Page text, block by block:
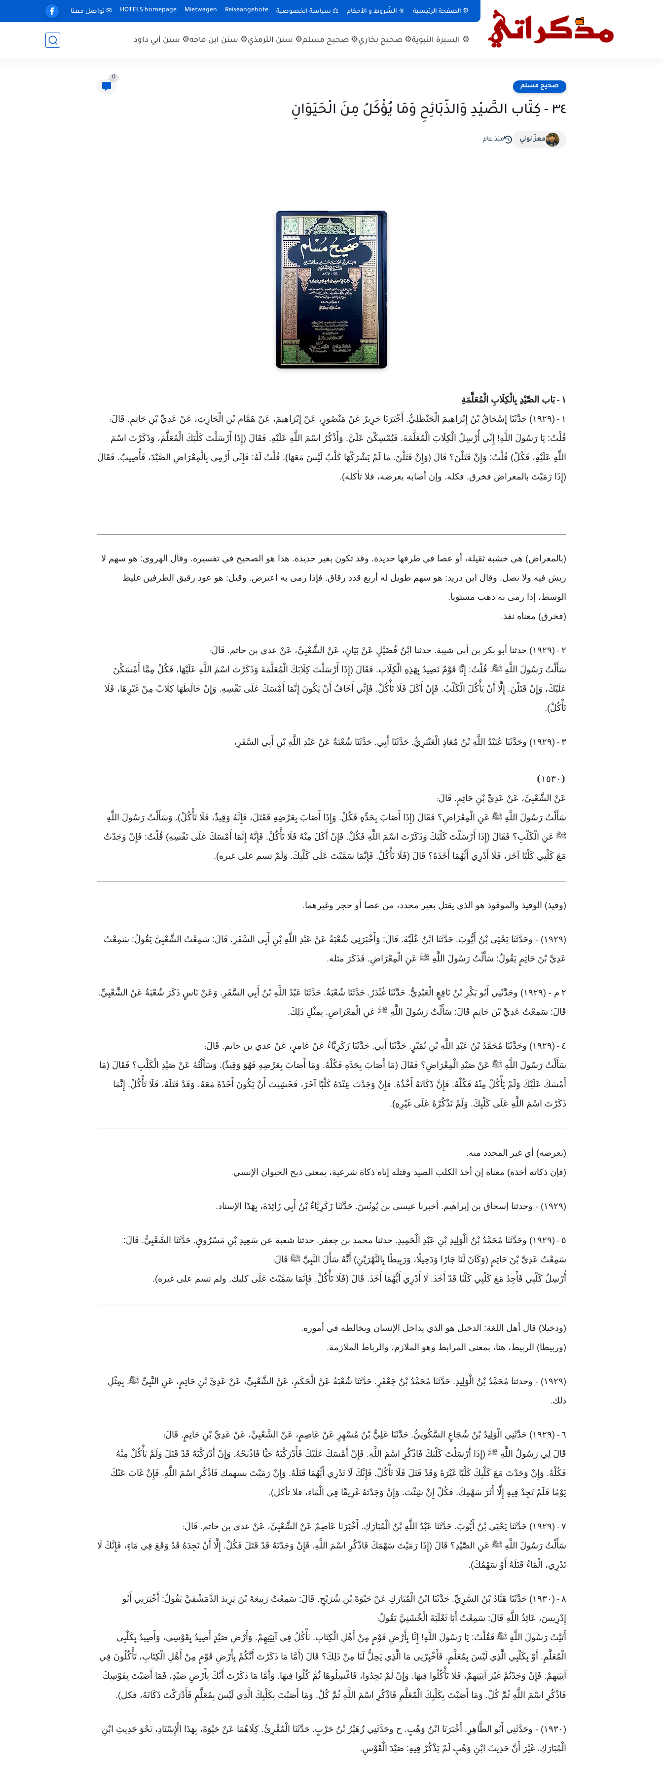
⚙ الصفحة الرئيسية ☣ الشّروط و الأحكام ⚖ سياسة الخصوصية Reiseangebote
Mietwagen
HOTELS homepage ✉ تواصل معنا
⚙ السيرة النبوية⚙ صحيح بخاري⚙ صحيح مسلم⚙ سنن الترمذي⚙ سنن ابن ماجه⚙ سنن أبي داود
صحيح مسلم
0
٣٤ - كِتَاب الصَّيْدِ وَالذَّبَائِحِ وَمَا يُؤْكَلُ مِنَ الْحَيَوَانِ
معزّ نوني منذ عام
١ -بَاب الصَّيْدِ بِالْكِلَابِ الْمُعَلَّمَةِ
١ - (١٩٢٩) حَدَّثَنَا إِسْحَاقُ بْنُ إِبْرَاهِيمَ الْحَنْظَلِيُّ. أَخْبَرَنَا جَرِيرٌ عَنْ مَنْصُورٍ، عَنْ إِبْرَاهِيمَ، عَنْ هَمَّامِ بْنِ الْحَارِثِ، عَنْ عَدِيِّ بْنِ حَاتِمٍ. قَالَ :
قُلْتُ: يَا رَسُولَ اللَّهِ! إِنِّي أُرْسِلُ الْكِلَابَ الْمُعَلَّمَةَ. فَيُمْسِكْنَ عَلَيَّ. وَأَذْكُرُ اسْمَ اللَّهِ عَلَيْهِ. فَقَالَ (إِذَا أَرْسَلْتَ كَلْبَكَ الْمُعَلَّمَ، وَذَكَرْتَ اسْمَ
اللَّهِ عَلَيْهِ، فَكُلْ) قُلْتُ: وَإِنْ قَتَلْنَ؟ قَالَ (وَإِنْ قَتَلْنَ. مَا لَمْ يَشْرَكْهَا كَلْبٌ لَيْسَ مَعَهَا). قُلْتُ لَهُ: فَإِنِّي أَرْمِي بِالْمِعْرَاضِ الصَّيْدَ، فَأُصِيبُ. فَقَالَ
(إِذَا رَمَيْتَ بالمعراض فخرق. فكله. وإن أصابه بعرضه، فلا تأكله).
(بالمعراض) هي خشبة ثقيلة، أو عصا في طرفها حديدة. وقد تكون بغير حديدة. هذا هو الصحيح في تفسيره. وقال الهروي: هو سهم لا
ريش فيه ولا نصل. وقال ابن دريد: هو سهم طويل له أربع قذذ رقاق. فإذا رمى به اعترض. وقيل: هو عود رقيق الطرفين غليظ
الوسط، إذا رمى به ذهب مستويا.
(فخرق) معناه نفذ.
٢ - (١٩٢٩) حدثنا أبو بكر بن أبي شيبة. حدثنا ابْنُ فُضَيْلٍ عَنْ بَيَانٍ، عَنْ الشَّعْبِيِّ، عَنْ عدي بن حاتم. قَالَ :
سَأَلْتُ رَسُولَ اللَّهِ ﷺ. قُلْتُ: إِنَّا قَوْمٌ نَصِيدُ بِهَذِهِ الْكِلَابِ. فَقَالَ (إِذَا أَرْسَلْتَ كِلَابَكَ الْمُعَلَّمَةَ وَذَكَرْتَ اسْمَ اللَّهِ عَلَيْهَا، فَكُلْ مِمَّا أَمْسَكْنَ
عَلَيْكَ، وَإِنْ قَتَلْنَ. إِلَّا أَنْ يَأْكُلَ الْكَلْبُ. فَإِنْ أَكَلَ فَلَا تَأْكُلْ. فَإِنِّي أَخَافُ أَنْ يَكُونَ إِنَّمَا أَمْسَكَ عَلَى نَفْسِهِ. وَإِنْ خَالَطَهَا كِلَابٌ مِنْ غَيْرِهَا، فَلَا
تَأْكُلْ).
٣ - (١٩٢٩) وحَدَّثَنَا عُبَيْدُ اللَّهِ بْنُ مُعَاذٍ الْعَنْبَرِيُّ. حَدَّثَنَا أَبِي. حَدَّثَنَا شُعْبَةُ عَنْ عَبْدِ اللَّهِ بْنِ أَبِي السَّفَرِ،
⦗ ١٥٣٠ ⦘
عَنْ الشَّعْبِيِّ، عَنْ عَدِيِّ بْنِ حَاتِمٍ. قَالَ:
سَأَلْتُ رَسُولَ اللَّهِ ﷺ عَنِ الْمِعْرَاضِ؟ فَقَالَ (إِذَا أَصَابَ بِحَدِّهِ فَكُلْ. وَإِذَا أَصَابَ بِعَرْضِهِ فَقَتَلَ، فَإِنَّهُ وَقِيذٌ، فَلَا تَأْكُلْ). وَسَأَلْتُ رَسُولَ اللَّهِ
ﷺ عَنِ الْكَلْبِ؟ فَقَالَ (إِذَا أَرْسَلْتَ كَلْبَكَ وَذَكَرْتَ اسْمَ اللَّهِ فَكُلْ. فَإِنْ أَكَلَ مِنْهُ فَلَا تَأْكُلْ. فَإِنَّهُ إِنَّمَا أَمْسَكَ عَلَى نَفْسِهِ) قُلْتُ: فَإِنْ وَجَدْتُ
مَعَ كَلْبِي كَلْبًا آخَرَ، فَلَا أَدْرِي أَيُّهُمَا أَخَذَهُ؟ قَالَ (فَلَا تَأْكُلْ. فَإِنَّمَا سَمَّيْتَ عَلَى كَلْبِكَ. وَلَمْ تسم على غيره).
(وقيذ) الوقيذ والموقوذ هو الذي يقتل بغير محدد، من عصا أو حجر وغيرهما.
(١٩٢٩) - وحَدَّثَنَا يَحْيَى بْنُ أَيُّوبَ. حَدَّثَنَا ابْنُ عُلَيَّةَ. قَالَ: وَأَخْبَرَنِي شُعْبَةُ عَنْ عَبْدِ اللَّهِ بْنِ أَبِي السَّفَرِ. قَالَ: سَمِعْتُ الشَّعْبِيَّ يَقُولُ: سَمِعْتُ
عَدِيَّ بْنَ حَاتِمٍ يَقُولُ: سَأَلْتُ رَسُولَ اللَّهِ ﷺ عَنِ الْمِعْرَاضِ. فَذَكَرَ مثله.
٢
م - (١٩٢٩) وحَدَّثَنِي أَبُو بَكْرِ بْنُ نَافِعٍ الْعَبْدِيُّ. حَدَّثَنَا غُنْدَرٌ. حَدَّثَنَا شُعْبَةُ. حَدَّثَنَا عَبْدُ اللَّهِ بْنُ أَبِي السَّفَرِ. وَعَنْ نَاسٍ ذَكَرَ شُعْبَةُ عَنْ الشَّعْبِيِّ.
قَالَ: سَمِعْتُ عَدِيَّ بْنَ حَاتِمٍ قَالَ: سَأَلْتُ رَسُولَ اللَّهِ ﷺ عَنِ الْمِعْرَاضِ. بِمِثْلِ ذَلِكَ.
٤ - (١٩٢٩) وحَدَّثَنَا مُحَمَّدُ بْنُ عَبْدِ اللَّهِ بْنِ نُمَيْرٍ. حَدَّثَنَا أَبِي. حَدَّثَنَا زَكَرِيَّاءُ عَنْ عَامِرٍ، عَنْ عدي بن حاتم. قَالَ :
سَأَلْتُ رَسُولَ اللَّهِ ﷺ عَنْ صَيْدِ الْمِعْرَاضِ؟ فَقَالَ (مَا أَصَابَ بِحَدِّهِ فَكُلْهُ. وَمَا أَصَابَ بِعَرْضِهِ فَهُوَ وَقِيذٌ). وَسَأَلْتُهُ عَنْ صَيْدِ الْكَلْبِ؟ فَقَالَ (مَا
أَمْسَكَ عَلَيْكَ وَلَمْ يَأْكُلْ مِنْهُ فَكُلْهُ. فَإِنَّ ذَكَاتَهُ أَخْذُهُ. فَإِنْ وَجَدْتَ عِنْدَهُ كَلْبًا آخَرَ، فَخَشِيتَ أَنْ يَكُونَ أَخَذَهُ مَعَهُ، وَقَدْ قَتَلَهُ، فَلَا تَأْكُلْ. إِنَّمَا
ذَكَرْتَ اسْمَ اللَّهِ عَلَى كَلْبِكَ. وَلَمْ تَذْكُرْهُ عَلَى غَيْرِهِ).
(بعرضه) أي غير المحدد منه.
(فإن ذكاته أخذه) معناه إن أخذ الكلب الصيد وقتله إياه ذكاة شرعية، بمعنى ذبح الحيوان الإنسي.
(١٩٢٩) - وحدثنا إسحاق بن إبراهيم. أخبرنا عيسى بن يُونُسَ. حَدَّثَنَا زَكَرِيَّاءُ بْنُ أَبِي زَائِدَةَ، بِهَذَا الإسناد .
٥ -
(١٩٢٩) وحَدَّثَنَا مُحَمَّدُ بْنُ الْوَلِيدِ بْنِ عَبْدِ الْحَمِيدِ. حدثنا محمد بن جعفر. حدثنا شعبة عن سَعِيدِ بْنِ مَسْرُوقٍ. حَدَّثَنَا الشَّعْبِيُّ. قَالَ:
سَمِعْتُ عَدِيَّ بْنَ حَاتِمٍ (وَكَانَ لَنَا جَارًا وَدَخِيلًا، وَرَبِيطًا بِالنَّهْرَيْنِ) أَنَّهُ سَأَلَ النَّبِيَّ ﷺ قَالَ:
أُرْسِلُ كَلْبِي فَأَجِدُ مَعَ كَلْبِي كَلْبًا قَدْ أَخَذَ. لَا أَدْرِي أَيُّهُمَا أَخَذَ. قَالَ (فَلَا تَأْكُلْ. فَإِنَّمَا سَمَّيْتَ عَلَى كلبك. ولم تسم على غيره).
(ودخيلا) قال أهل اللغة: الدخيل هو الذي يداخل الإنسان ويخالطه في أموره.
(وربيطا) الربيط، هنا، بمعنى المرابط وهو الملازم، والرباط الملازمة.
(١٩٢٩) - وحدثنا مُحَمَّدُ بْنُ الْوَلِيدِ. حَدَّثَنَا مُحَمَّدُ بْنُ جَعْفَرٍ. حَدَّثَنَا شُعْبَةُ عَنْ الْحَكَمِ، عَنْ الشَّعْبِيِّ، عَنْ عَدِيِّ بْنِ حَاتِمٍ، عَنِ النَّبِيِّ ﷺ. بِمِثْلِ
ذلك.
٦ - (١٩٢٩) حَدَّثَنِي الْوَلِيدُ بْنُ شُجَاعٍ السَّكُونِيُّ. حَدَّثَنَا عَلِيُّ بْنُ مُسْهِرٍ عَنْ عَاصِمٍ، عَنْ الشَّعْبِيِّ، عَنْ عَدِيِّ بْنِ حَاتِمٍ. قَالَ :
قَالَ لِي رَسُولُ اللَّهِ ﷺ (إِذَا أَرْسَلْتَ كَلْبَكَ فَاذْكُرِ اسْمَ اللَّهِ. فَإِنْ أَمْسَكَ عَلَيْكَ فَأَدْرَكْتَهُ حَيًّا فَاذْبَحْهُ. وَإِنْ أَدْرَكْتَهُ قَدْ قَتَلَ وَلَمْ يَأْكُلْ مِنْهُ
فَكُلْهُ. وَإِنْ وَجَدْتَ مَعَ كَلْبِكَ كَلْبًا غَيْرَهُ وَقَدْ قَتَلَ فَلَا تَأْكُلْ. فَإِنَّكَ لَا تَدْرِي أَيُّهُمَا قَتَلَهُ. وَإِنْ رَمَيْتَ بسهمك فَاذْكُرِ اسْمَ اللَّهِ. فَإِنْ غَابَ عَنْكَ
يَوْمًا فَلَمْ تَجِدْ فِيهِ إِلَّا أَثَرَ سَهْمِكَ. فَكُلْ إِنْ شِئْتَ. وَإِنْ وَجَدْتَهُ غَرِيقًا فِي الْمَاءِ، فلا تأكل).
٧ - (١٩٢٩) حَدَّثَنَا يَحْيَي بْنُ أَيُّوبَ. حَدَّثَنَا عَبْدُ اللَّهِ بْنُ الْمُبَارَكِ. أَخْبَرَنَا عَاصِمٌ عَنْ الشَّعْبِيِّ، عَنْ عدي بن حاتم. قَالَ :
سَأَلْتُ رَسُولَ اللَّهِ ﷺ عَنِ الصَّيْدِ؟ قَالَ (إِذَا رَمَيْتَ سَهْمَكَ فَاذْكُرِ اسْمَ اللَّهِ. فَإِنْ وَجَدْتَهُ قَدْ قَتَلَ فَكُلْ. إِلَّا أَنْ تَجِدَهُ قَدْ وَقَعَ فِي مَاءٍ، فَإِنَّكَ لَا
تَدْرِي، الْمَاءُ قَتَلَهُ أَوْ سَهْمُكَ).
٨ -
(١٩٣٠) حَدَّثَنَا هَنَّادُ بْنُ السَّرِيِّ. حَدَّثَنَا ابْنُ الْمُبَارَكِ عَنْ حَيْوَةَ بْنِ شُرَيْحٍ. قَالَ: سَمِعْتُ رَبِيعَةَ بْنَ يَزِيدَ الدِّمَشْقِيَّ يَقُولُ: أَخْبَرَنِي أَبُو
إِدْرِيسَ، عَائِذُ اللَّهِ قَالَ: سَمِعْتُ أَبَا ثَعْلَبَةَ الْخُشَنِيَّ يَقُولُ:
أَتَيْتُ رَسُولَ اللَّهِ ﷺ فَقُلْتُ: يَا رَسُولَ اللَّهِ! إِنَّا بِأَرْضِ قَوْمٍ مِنْ أَهْلِ الْكِتَابِ. نَأْكُلُ فِي آنِيَتِهِمْ. وَأَرْضِ صَيْدٍ أَصِيدُ بِقَوْسِي، وَأَصِيدُ بِكَلْبِي
الْمُعَلَّمِ. أَوْ بِكَلْبِي الَّذِي لَيْسَ بِمُعَلَّمٍ. فَأَخْبِرْنِي مَا الَّذِي يَحِلُّ لَنَا مِنْ ذَلِكَ؟ قَالَ (أَمَّا مَا ذَكَرْتَ أَنَّكُمْ بِأَرْضِ قَوْمٍ مِنْ أَهْلِ الْكِتَابِ، تَأْكُلُونَ فِي
آنِيَتِهِمْ. فَإِنْ وَجَدْتُمْ غَيْرَ آنِيَتِهِمْ، فَلَا تَأْكُلُوا فِيهَا. وَإِنْ لَمْ تَجِدُوا، فَاغْسِلُوهَا ثُمَّ كُلُوا فِيهَا. وَأَمَّا مَا ذَكَرْتَ أَنَّكَ بِأَرْضِ صَيْدٍ، فَمَا أَصَبْتَ بِقَوْسِكَ
فَاذْكُرِ اسْمَ اللَّهِ ثُمَّ كُلْ. وَمَا أَصَبْتَ بِكَلْبِكَ الْمُعَلَّمِ فَاذْكُرِ اسْمَ اللَّهِ ثُمَّ كُلْ. وَمَا أَصَبْتَ بِكَلْبِكَ الَّذِي لَيْسَ بِمُعَلَّمٍ فَأَدْرَكْتَ ذَكَاتَهُ، فكل).
(١٩٣٠) - وحَدَّثَنِي أَبُو الطَّاهِرِ. أَخْبَرَنَا ابْنُ وَهْبٍ. ح وحَدَّثَنِي زُهَيْرُ بْنُ حَرْبٍ. حَدَّثَنَا الْمُقْرِئُ. كِلَاهُمَا عَنْ حَيْوَةَ، بِهَذَا الْإِسْنَادِ، نَحْوَ حَدِيثِ ابْنِ
الْمُبَارَكِ. غَيْرَ أَنَّ حَدِيثَ ابْنِ وَهْبٍ لَمْ يَذْكُرْ فِيهِ: صَيْدَ الْقَوْسِ.